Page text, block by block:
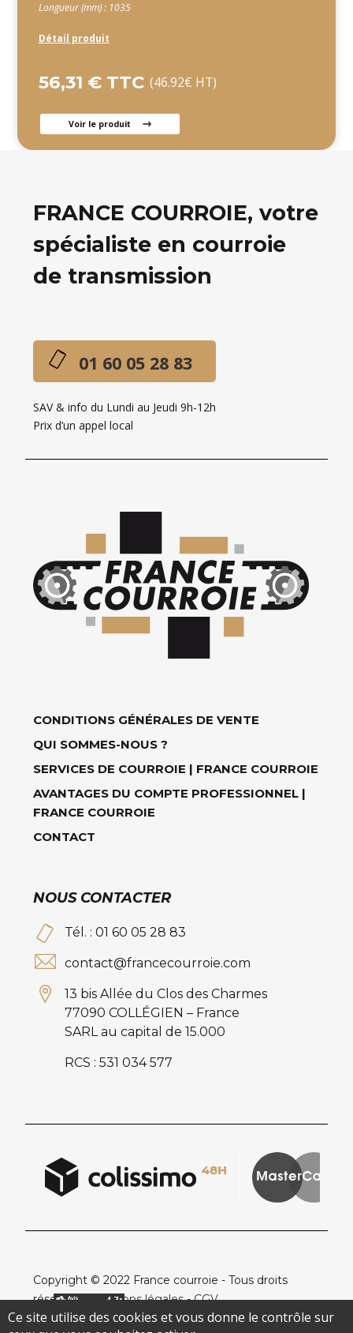
Longueur (mm) : 1035
Détail produit
56,31 € TTC (46.92€ HT)
Voir le produit
FRANCE COURROIE, votre
spécialiste en courroie
de transmission
01 60 05 28 83
SAV & info du Lundi au Jeudi 9h-12h
Prix d’un appel local
CONDITIONS GÉNÉRALES DE VENTE
QUI SOMMES-NOUS ?
SERVICES DE COURROIE | FRANCE COURROIE
AVANTAGES DU COMPTE PROFESSIONNEL |
FRANCE COURROIE
CONTACT
NOUS CONTACTER
Tél. : 01 60 05 28 83
contact@francecourroie.com
13 bis Allée du Clos des Charmes
77090 COLLÉGIEN – France
SARL au capital de 15.000
RCS : 531 034 577
Copyright © 2022 France courroie - Tous droits
réservés -
Mentions légales-CGV
Ce site utilise des cookies et vous donne le contrôle sur